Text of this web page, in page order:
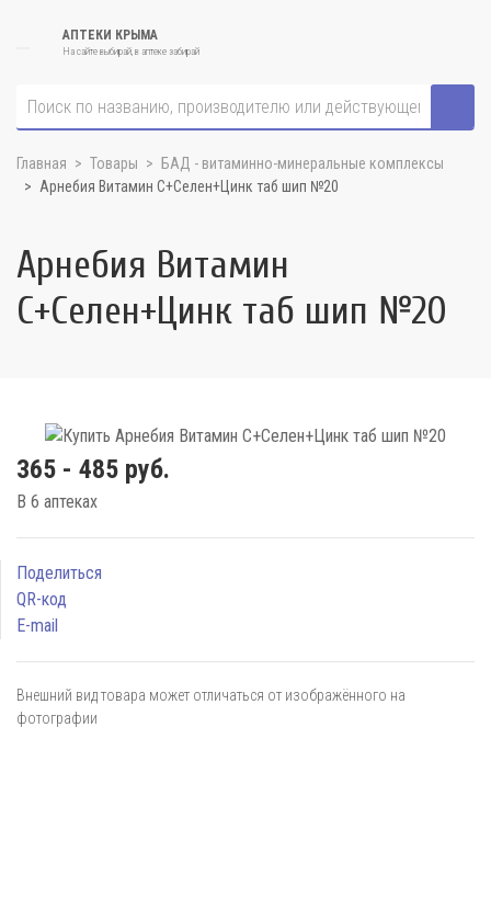
АПТЕКИ КРЫМА
На сайте выбирай, в аптеке забирай
Главная Товары
БАД - витаминно-минеральные комплексы
Арнебия Витамин С+Селен+Цинк таб шип №20
Арнебия Витамин
С+Селен+Цинк таб шип №20
365 - 485 руб.
В 6 аптеках
Поделиться
QR-код
E-mail
Внешний вид товара может отличаться от изображённого на
фотографии